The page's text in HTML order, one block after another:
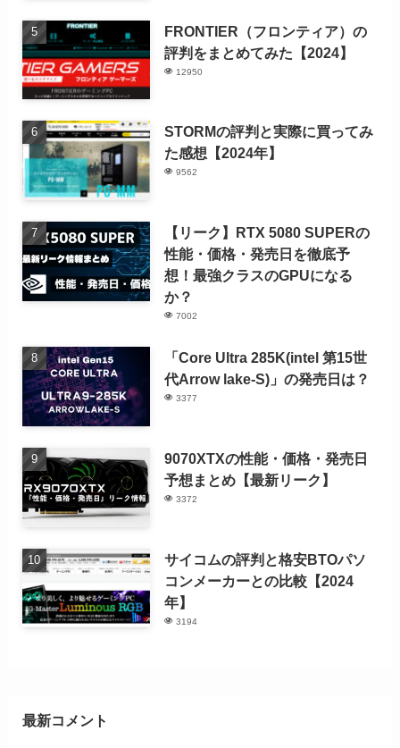
FRONTIER（フロンティア）の
評判をまとめてみた【2024】
12950
STORMの評判と実際に買ってみ
た感想【2024年】
9562
【リーク】RTX 5080 SUPERの
性能・価格・発売日を徹底予
想！最強クラスのGPUになる
か？
7002
「Core Ultra 285K(intel 第15世
代Arrow lake-S)」の発売日は？
3377
9070XTXの性能・価格・発売日
予想まとめ【最新リーク】
3372
サイコムの評判と格安BTOパソ
コンメーカーとの比較【2024
年】
3194
最新コメント